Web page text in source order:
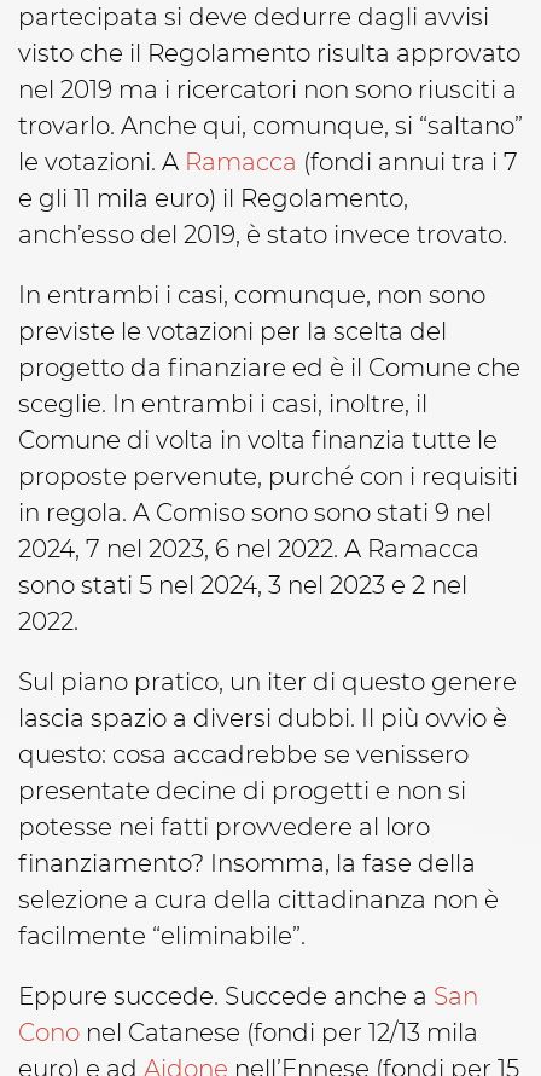
partecipata si deve dedurre dagli avvisi
visto che il Regolamento risulta approvato
nel 2019 ma i ricercatori non sono riusciti a
trovarlo. Anche qui, comunque, si “saltano”
le votazioni. A Ramacca (fondi annui tra i 7
e gli 11 mila euro) il Regolamento,
anch’esso del 2019, è stato invece trovato.
In entrambi i casi, comunque, non sono
previste le votazioni per la scelta del
progetto da finanziare ed è il Comune che
sceglie. In entrambi i casi, inoltre, il
Comune di volta in volta finanzia tutte le
proposte pervenute, purché con i requisiti
in regola. A Comiso sono sono stati 9 nel
2024, 7 nel 2023, 6 nel 2022. A Ramacca
sono stati 5 nel 2024, 3 nel 2023 e 2 nel
2022.
Sul piano pratico, un iter di questo genere
lascia spazio a diversi dubbi. Il più ovvio è
questo: cosa accadrebbe se venissero
presentate decine di progetti e non si
potesse nei fatti provvedere al loro
finanziamento? Insomma, la fase della
selezione a cura della cittadinanza non è
facilmente “eliminabile”.
Eppure succede. Succede anche a San
Cono nel Catanese (fondi per 12/13 mila
euro) e ad Aidone nell’Ennese (fondi per 15